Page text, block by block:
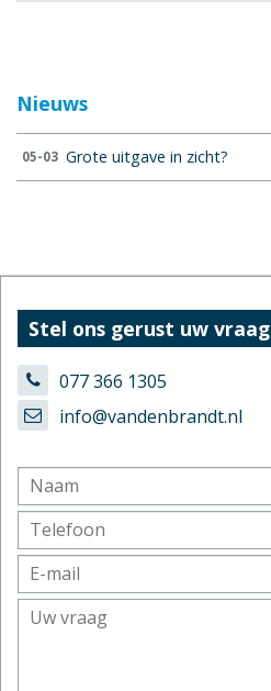
Nieuws
05-03 Grote uitgave in zicht?
Stel ons gerust uw vraag
077 366 1305
info@vandenbrandt.nl